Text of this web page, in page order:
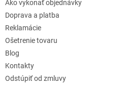
Ako vykonať objednávky
Doprava a platba
Reklamácie
Ošetrenie tovaru
Blog
Kontakty
Odstúpiť od zmluvy